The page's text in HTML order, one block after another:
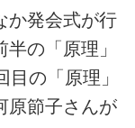
か発会式が行
の「原理」
の「原理」
原節子さんが